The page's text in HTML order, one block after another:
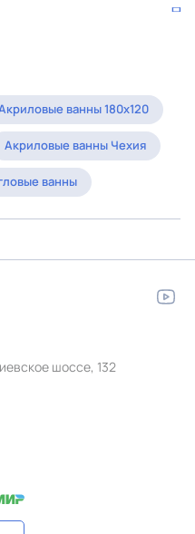
ванны 180х120
Акриловые ванны Чехия
ванны
шоссе, 132